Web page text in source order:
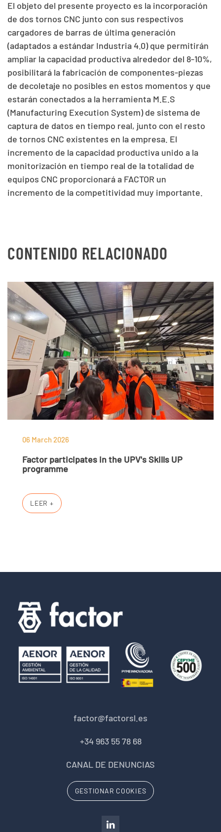
El objeto del presente proyecto es la incorporación
de dos tornos CNC junto con sus respectivos
cargadores de barras de última generación
(adaptados a estándar Industria 4.0) que permitirán
ampliar la capacidad productiva alrededor del 8-10%,
posibilitará la fabricación de componentes-piezas
de decoletaje no posibles en estos momentos y que
estarán conectados a la herramienta M.E.S
(Manufacturing Execution System) de sistema de
captura de datos en tiempo real, junto con el resto
de tornos CNC existentes en la empresa. El
incremento de la capacidad productiva unido a la
monitorización en tiempo real de la totalidad de
equipos CNC proporcionará a FACTOR un
incremento de la competitividad muy importante.
CONTENIDO RELACIONADO
06 March 2026
Factor participates in the UPV's Skills UP
programme
LEER +
factor@factorsl.es
+34 963 55 78 68
CANAL DE DENUNCIAS
GESTIONAR COOKIES